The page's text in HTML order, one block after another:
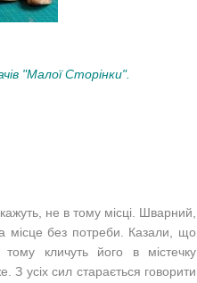
"Малої Сторінки".
не в тому місці. Шварний,
місце без потреби. Казали, що
кличуть його в містечку
усіх сил старається говорити